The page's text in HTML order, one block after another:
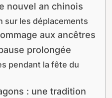
nouvel an chinois
sur les déplacements
aux ancêtres
prolongée
pendant la fête du
: une tradition